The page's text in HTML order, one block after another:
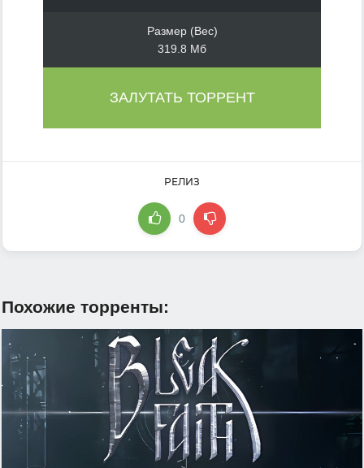
Размер (Вес)
319.8 Мб
ЗАЛУТАТЬ ТОРРЕНТ
РЕЛИЗ
0
Похожие торренты: